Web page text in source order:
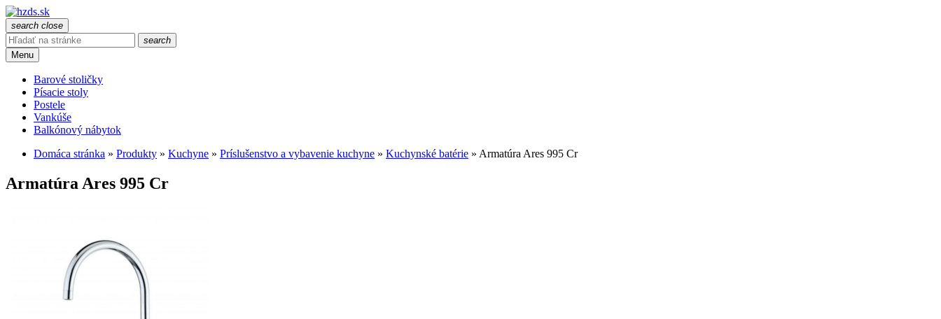
search close
search
Menu
Barové stoličky
Písacie stoly
Postele
Vankúše
Balkónový nábytok
Domáca stránka » Produkty » Kuchyne » Príslušenstvo a vybavenie kuchyne » Kuchynské batérie » Armatúra Ares 995 Cr
Armatúra Ares 995 Cr